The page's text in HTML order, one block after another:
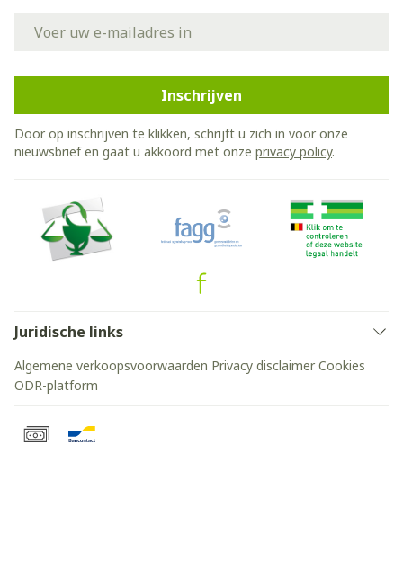
Inschrijven
Door op inschrijven te klikken, schrijft u zich in voor onze
nieuwsbrief en gaat u akkoord met onze privacy policy.
Juridische links
Algemene verkoopsvoorwaarden Privacy disclaimer Cookies
ODR-platform